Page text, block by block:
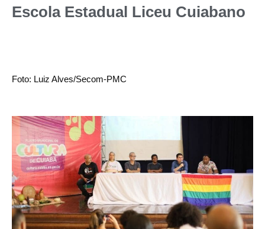
Escola Estadual Liceu Cuiabano
Foto: Luiz Alves/Secom-PMC